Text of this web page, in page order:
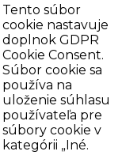
Tento súbor
cookie nastavuje
doplnok GDPR
Cookie Consent.
Súbor cookie sa
používa na
uloženie súhlasu
používateľa pre
súbory cookie v
kategórii „Iné.